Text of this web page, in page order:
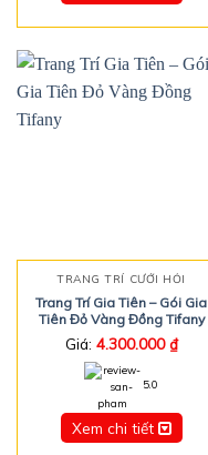
TRANG TRÍ CƯỚI HỎI
Trang Trí Gia Tiên – Gói Gia
Tiên Đỏ Vàng Đồng Tifany
Giá: 4.300.000₫
5.0
Xem chi tiết